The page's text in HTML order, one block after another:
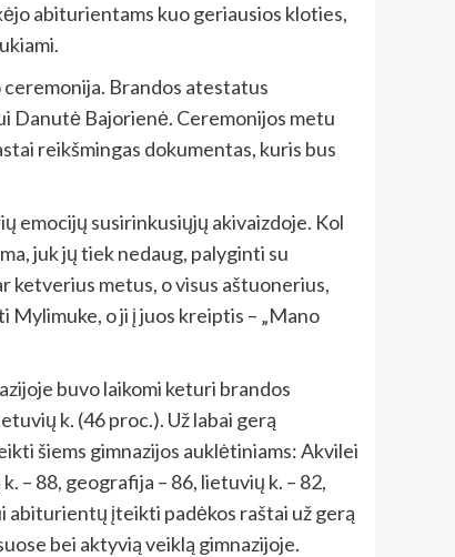
abiturientams kuo geriausios kloties,
Brandos atestatus
Danutė Bajorienė. Ceremonijos metu
reikšmingas dokumentas, kuris bus
emocijų susirinkusiųjų akivaizdoje. Kol
juk jų tiek nedaug, palyginti su
ketverius metus, o visus aštuonerius,
Mylimuke, o ji į juos kreiptis – „Mano
buvo laikomi keturi brandos
k. (46 proc.). Už labai gerą
šiems gimnazijos auklėtiniams: Akvilei
– 88, geografija – 86, lietuvių k. – 82,
abiturientų įteikti padėkos raštai už gerą
bei aktyvią veiklą gimnazijoje.